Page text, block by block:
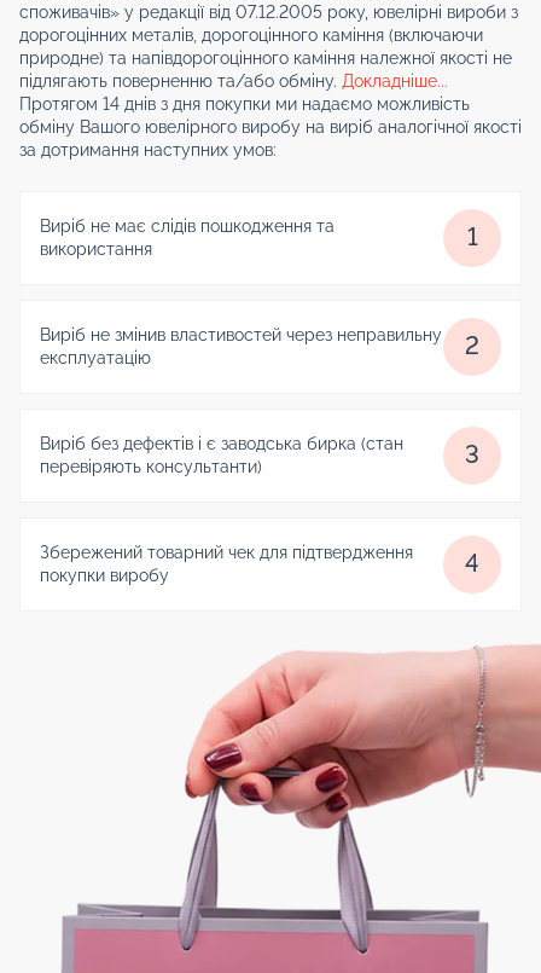
споживачів» у редакції від 07.12.2005 року, ювелірні вироби з
дорогоцінних металів, дорогоцінного каміння (включаючи
природне) та напівдорогоцінного каміння належної якості не
підлягають поверненню та/або обміну. Докладніше...
Протягом 14 днів з дня покупки ми надаємо можливість
обміну Вашого ювелірного виробу на виріб аналогічної якості
за дотримання наступних умов:
Виріб не має слідів пошкодження та
використання
1
Виріб не змінив властивостей через неправильну
експлуатацію
2
Виріб без дефектів і є заводська бирка (стан
перевіряють консультанти)
3
Збережений товарний чек для підтвердження
покупки виробу
4